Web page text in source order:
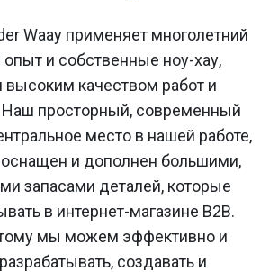
Waay применяет многолетний
опыт и собственные ноу-хау,
высоким качеством работ и
просторный, современный
место в нашей работе,
и дополнен большими,
запасами деталей, которые
в интернет-магазине B2B.
мы можем эффективно и
создавать и